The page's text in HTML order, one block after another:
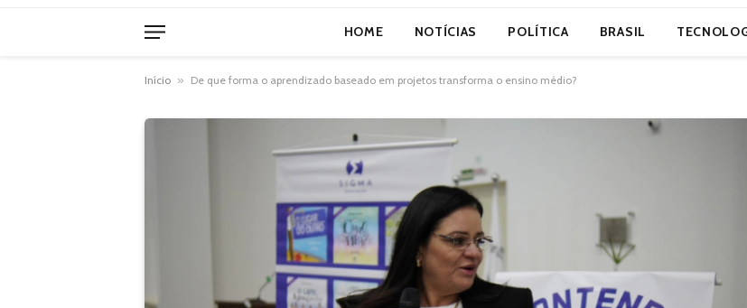
HOME NOTÍCIAS POLÍTICA BRASIL
Início » De que forma o aprendizado baseado em projetos transforma o ensino médio?